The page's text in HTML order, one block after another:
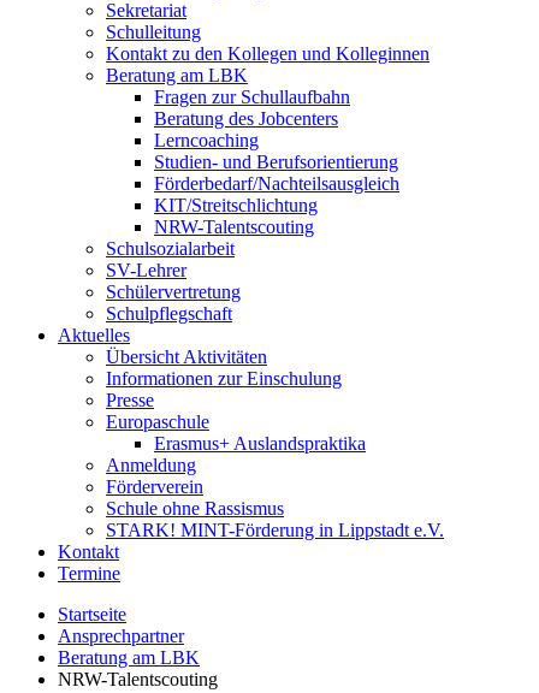
Sekretariat
Schulleitung
Kontakt zu den Kollegen und Kolleginnen
Beratung am LBK
Fragen zur Schullaufbahn
Beratung des Jobcenters
Lerncoaching
Studien- und Berufsorientierung
Förderbedarf/Nachteilsausgleich
KIT/Streitschlichtung
NRW-Talentscouting
Schulsozialarbeit
SV-Lehrer
Schülervertretung
Schulpflegschaft
Aktuelles
Übersicht Aktivitäten
Informationen zur Einschulung
Presse
Europaschule
Erasmus+ Auslandspraktika
Anmeldung
Förderverein
Schule ohne Rassismus
STARK! MINT-Förderung in Lippstadt e.V.
Kontakt
Termine
Startseite
Ansprechpartner
Beratung am LBK
NRW-Talentscouting